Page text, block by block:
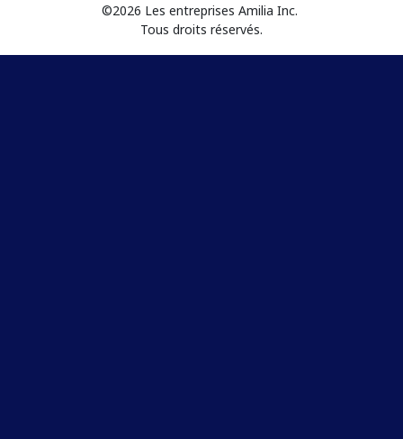
©2026 Les entreprises Amilia Inc.
Tous droits réservés.